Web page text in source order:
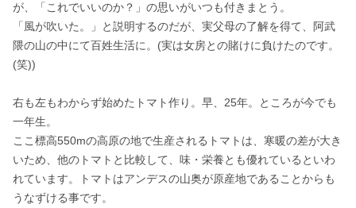
が、「これでいいのか？」の思いがいつも付きまとう。
「風が吹いた。」と説明するのだが、実父母の了解を得て、阿武
隈の山の中にて百姓生活に。(実は女房との賭けに負けたのです。
(笑))
右も左もわからず始めたトマト作り。早、25年。ところが今でも
一年生。
ここ標高550mの高原の地で生産されるトマトは、寒暖の差が大き
いため、他のトマトと比較して、味・栄養とも優れているといわ
れています。トマトはアンデスの山奥が原産地であることからも
うなずける事です。